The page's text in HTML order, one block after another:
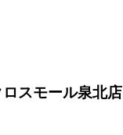
スモール泉北店